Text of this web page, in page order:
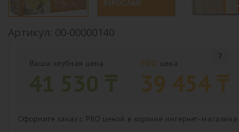
Артикул: 00-00000140
Ваша клубная цена: PRO цена:
39 454 ₸
Оформите заказ с PRO ценой в корзине интернет-магазина.